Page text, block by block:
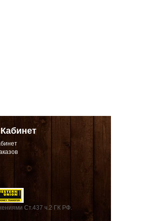
Ст.437 ч.2 ГК РФ.